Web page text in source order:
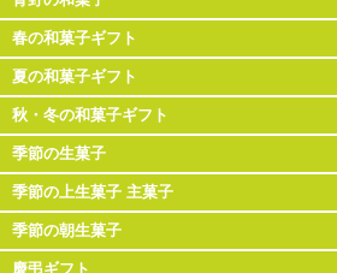
春の和菓子ギフト
夏の和菓子ギフト
秋・冬の和菓子ギフト
季節の生菓子
季節の上生菓子 主菓子
季節の朝生菓子
慶弔ギフト